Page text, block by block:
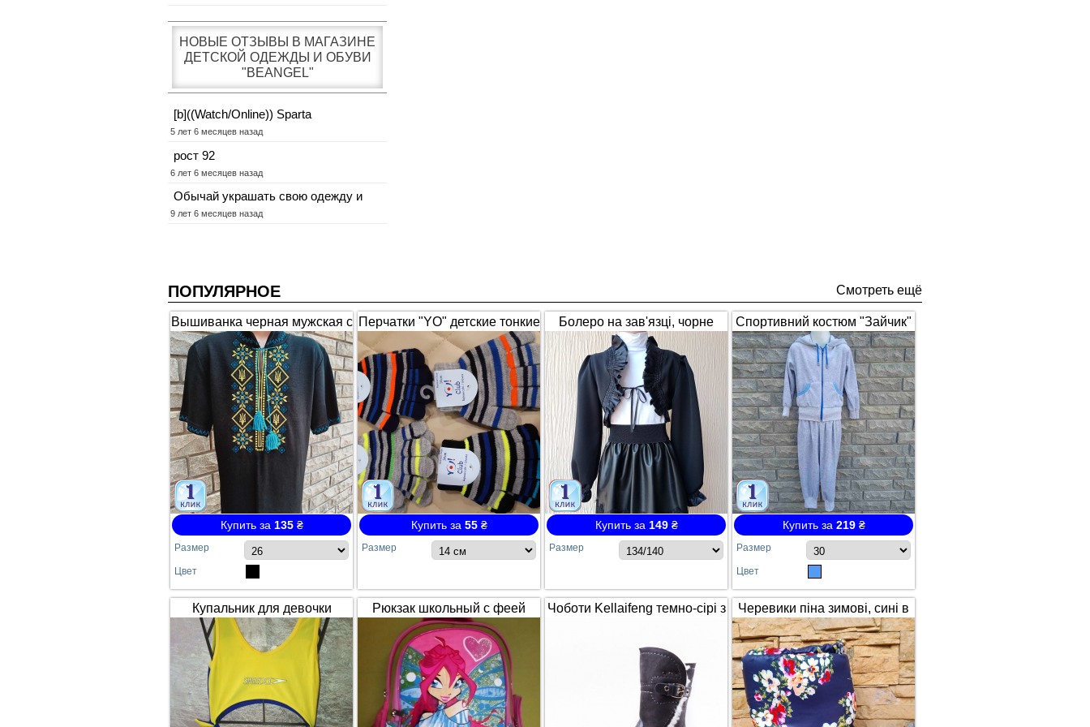
НОВЫЕ ОТЗЫВЫ В МАГАЗИНЕ
ДЕТСКОЙ ОДЕЖДЫ И ОБУВИ
"BEANGEL"
[b]((Watch/Online)) Sparta
5 лет 6 месяцев назад
рост 92
6 лет 6 месяцев назад
Обычай украшать свою одежду и
9 лет 6 месяцев назад
ПОПУЛЯРНОЕ Смотреть ещё
Вышиванка черная мужская с
коротким рукавом "Гербы"
Купить за 135₴
Размер
Цвет
Перчатки "YO" детские тонкие
полосатые
Купить за 55₴
Размер
Болеро на зав'язці, чорне
(1653)
Купить за 149₴
Размер
Спортивний костюм "Зайчик"
з вушками, сірий з синім 1672
(арт.326)
Купить за 219₴
Размер
Цвет
Купальник для девочки
SPEEDO жёлто-синий
сдельный №64
Рюкзак школьный с феей
Winx / Винкс
Чоботи Kellaifeng темно-сірі з
Черевики піна зимові, сині в
квітах